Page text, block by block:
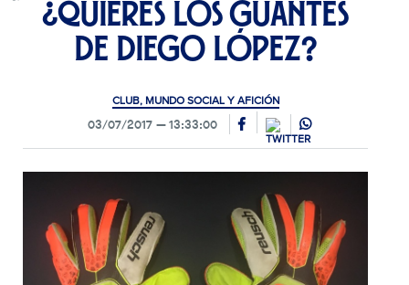
¿Quieres los guantes
de Diego López?
CLUB, MUNDO SOCIAL Y AFICIÓN
03/07/2017 13:33:00